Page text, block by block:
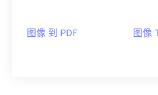
图像 到 PDF 图像